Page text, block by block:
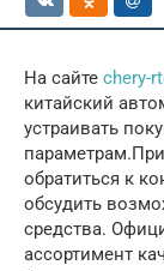
На сайте chery-
китайский
устраивать
параметрам.
обратиться к
обсудить
средства.
ассортимент